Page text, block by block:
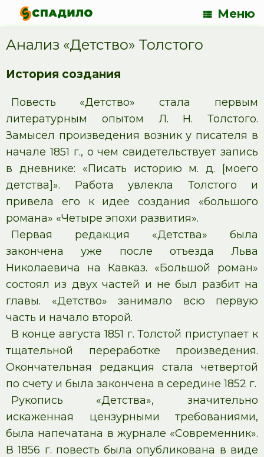
Меню
Анализ «Детство» Толстого
История создания
Повесть «Детство» стала первым
литературным опытом Л. Н. Толстого.
Замысел произведения возник у писателя в
начале 1851 г., о чем свидетельствует запись
в дневнике: «Писать историю м. д. [моего
детства]». Работа увлекла Толстого и
привела его к идее создания «большого
романа» «Четыре эпохи развития».
Первая редакция «Детства» была
закончена уже после отъезда Льва
Николаевича на Кавказ. «Большой роман»
состоял из двух частей и не был разбит на
главы. «Детство» занимало всю первую
часть и начало второй.
В конце августа 1851 г. Толстой приступает к
тщательной переработке произведения.
Окончательная редакция стала четвертой
по счету и была закончена в середине 1852 г.
Рукопись «Детства», значительно
искаженная цензурными требованиями,
была напечатана в журнале «Современник».
В 1856 г. повесть была опубликована в виде